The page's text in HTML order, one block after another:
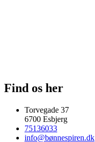
Find os her
Torvegade 37
6700 Esbjerg
75136033
info@bønnespiren.dk